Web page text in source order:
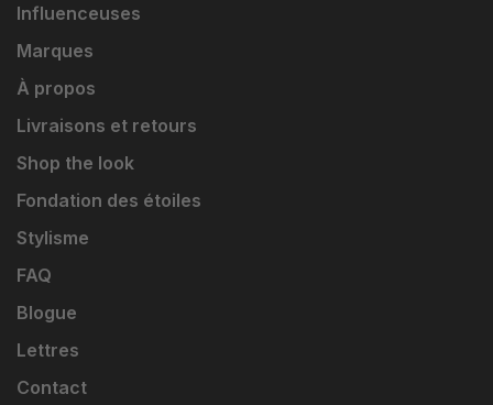
Influenceuses
Marques
À propos
Livraisons et retours
Shop the look
Fondation des étoiles
Stylisme
FAQ
Blogue
Lettres
Contact